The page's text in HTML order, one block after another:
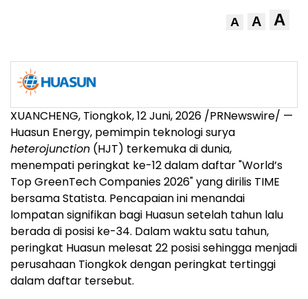
A A A
XUANCHENG, Tiongkok,12 Juni, 2026 /PRNewswire/ —
Huasun Energy, pemimpin teknologi surya
heterojunction (HJT) terkemuka di dunia,
menempati peringkat ke-12 dalam daftar "World’s
Top GreenTech Companies 2026" yang dirilis TIME
bersama Statista. Pencapaian ini menandai
lompatan signifikan bagi Huasun setelah tahun lalu
berada di posisi ke-34. Dalam waktu satu tahun,
peringkat Huasun melesat 22 posisi sehingga menjadi
perusahaan Tiongkok dengan peringkat tertinggi
dalam daftar tersebut.